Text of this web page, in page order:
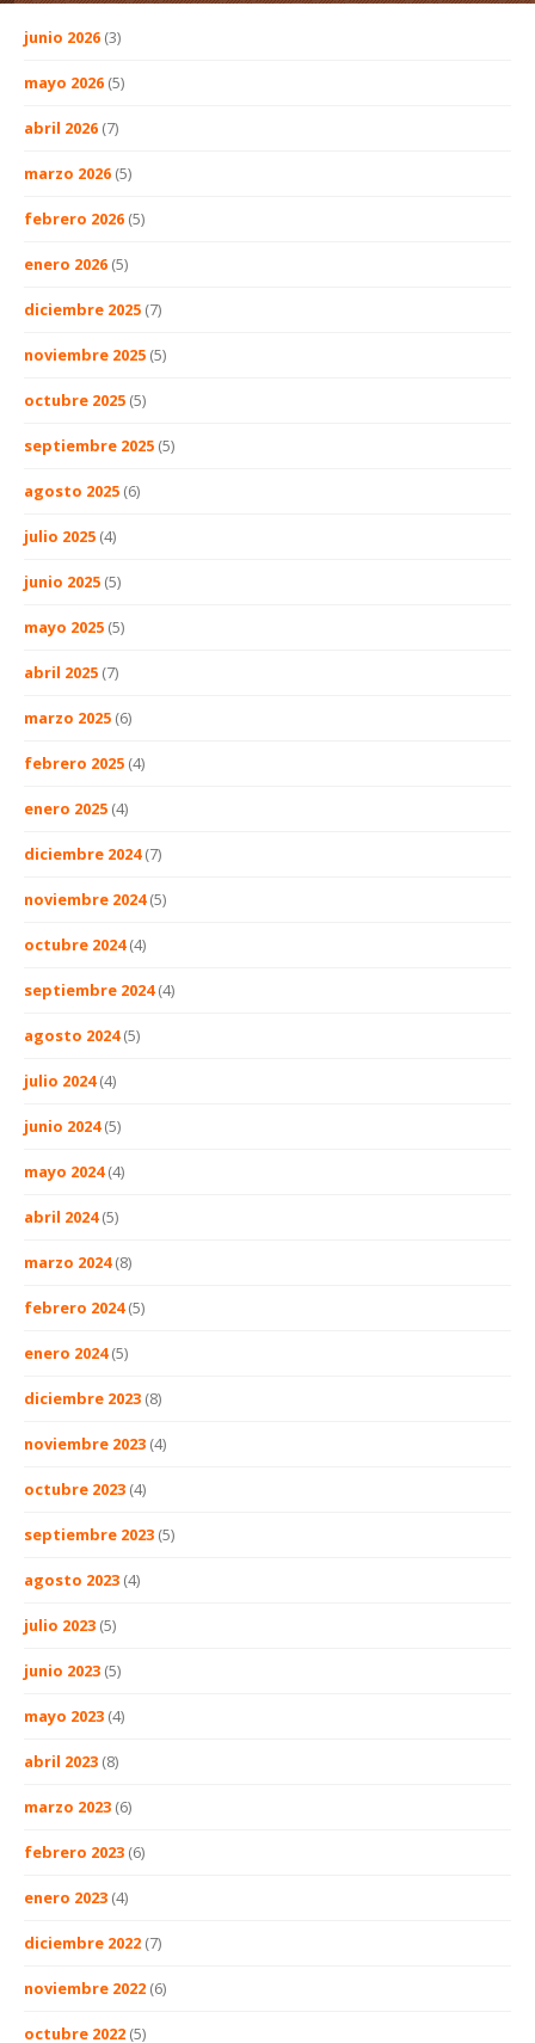
junio 2026 (3)
mayo 2026 (5)
abril 2026 (7)
marzo 2026 (5)
febrero 2026 (5)
enero 2026 (5)
diciembre 2025 (7)
noviembre 2025 (5)
octubre 2025 (5)
septiembre 2025 (5)
agosto 2025 (6)
julio 2025 (4)
junio 2025 (5)
mayo 2025 (5)
abril 2025 (7)
marzo 2025 (6)
febrero 2025 (4)
enero 2025 (4)
diciembre 2024(7)
noviembre 2024(5)
octubre 2024(4)
septiembre 2024(4)
agosto 2024(5)
julio 2024(4)
junio 2024(5)
mayo 2024(4)
abril 2024(5)
marzo 2024(8)
febrero 2024(5)
enero 2024(5)
diciembre 2023 (8)
noviembre 2023 (4)
octubre 2023 (4)
septiembre 2023 (5)
agosto 2023 (4)
julio 2023 (5)
junio 2023 (5)
mayo 2023 (4)
abril 2023 (8)
marzo 2023 (6)
febrero 2023 (6)
enero 2023 (4)
diciembre 2022 (7)
noviembre 2022 (6)
octubre 2022 (5)